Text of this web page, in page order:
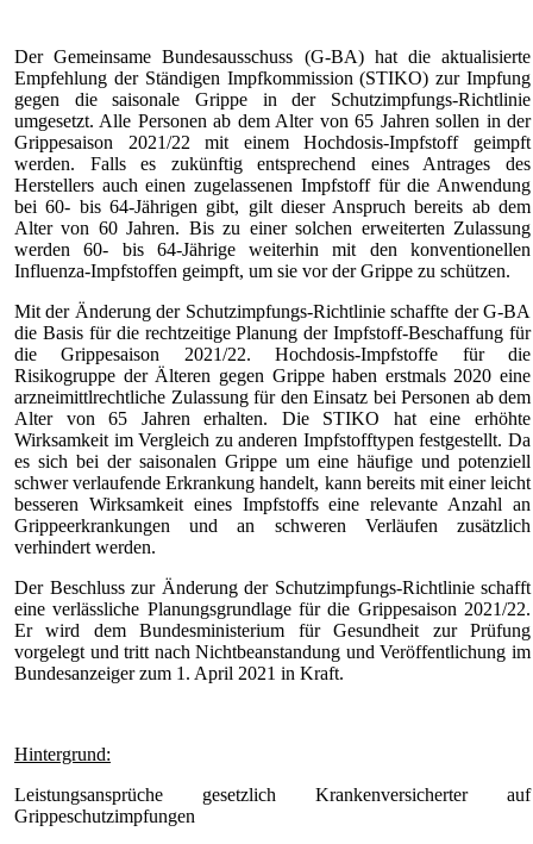
Der Gemeinsame Bundesausschuss (G-BA) hat die aktualisierte
Empfehlung der Ständigen Impfkommission (STIKO) zur Impfung
gegen die saisonale Grippe in der Schutzimpfungs-Richtlinie
umgesetzt. Alle Personen ab dem Alter von 65 Jahren sollen in der
Grippesaison 2021/22 mit einem Hochdosis-Impfstoff geimpft
werden. Falls es zukünftig entsprechend eines Antrages des
Herstellers auch einen zugelassenen Impfstoff für die Anwendung
bei 60- bis 64-Jährigen gibt, gilt dieser Anspruch bereits ab dem
Alter von 60 Jahren. Bis zu einer solchen erweiterten Zulassung
werden 60- bis 64-Jährige weiterhin mit den konventionellen
Influenza-Impfstoffen geimpft, um sie vor der Grippe zu schützen.
Mit der Änderung der Schutzimpfungs-Richtlinie schaffte der G-BA
die Basis für die rechtzeitige Planung der Impfstoff-Beschaffung für
die Grippesaison 2021/22. Hochdosis-Impfstoffe für die
Risikogruppe der Älteren gegen Grippe haben erstmals 2020 eine
arzneimittlrechtliche Zulassung für den Einsatz bei Personen ab dem
Alter von 65 Jahren erhalten. Die STIKO hat eine erhöhte
Wirksamkeit im Vergleich zu anderen Impfstofftypen festgestellt. Da
es sich bei der saisonalen Grippe um eine häufige und potenziell
schwer verlaufende Erkrankung handelt, kann bereits mit einer leicht
besseren Wirksamkeit eines Impfstoffs eine relevante Anzahl an
Grippeerkrankungen und an schweren Verläufen zusätzlich
verhindert werden.
Der Beschluss zur Änderung der Schutzimpfungs-Richtlinie schafft
eine verlässliche Planungsgrundlage für die Grippesaison 2021/22.
Er wird dem Bundesministerium für Gesundheit zur Prüfung
vorgelegt und tritt nach Nichtbeanstandung und Veröffentlichung im
Bundesanzeiger zum 1. April 2021 in Kraft.
Hintergrund:
Leistungsansprüche gesetzlich Krankenversicherter auf
Grippeschutzimpfungen